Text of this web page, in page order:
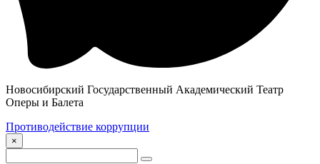
Новосибирский Государственный Академический Театр
Оперы и Балета
Противодействие коррупции
×